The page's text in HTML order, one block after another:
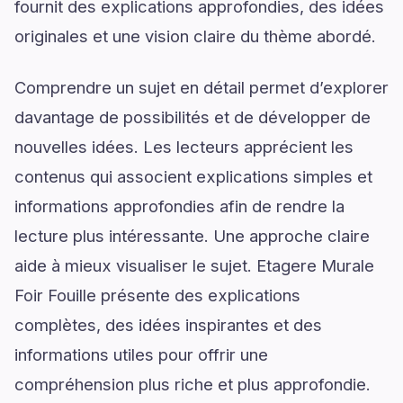
fournit des explications approfondies, des idées
originales et une vision claire du thème abordé.
Comprendre un sujet en détail permet d’explorer
davantage de possibilités et de développer de
nouvelles idées. Les lecteurs apprécient les
contenus qui associent explications simples et
informations approfondies afin de rendre la
lecture plus intéressante. Une approche claire
aide à mieux visualiser le sujet. Etagere Murale
Foir Fouille présente des explications
complètes, des idées inspirantes et des
informations utiles pour offrir une
compréhension plus riche et plus approfondie.